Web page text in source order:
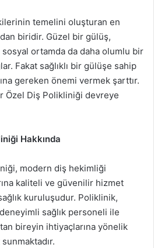
temelini oluşturan en
biridir. Güzel bir gülüş,
ortamda da daha olumlu bir
Fakat sağlıklı bir gülüşe sahip
gereken önemi vermek şarttır.
Özel Diş Polikliniği devreye
Hakkında
modern diş hekimliği
kaliteli ve güvenilir hizmet
kuruluşudur. Poliklinik,
sağlık personeli ile
bireyin ihtiyaçlarına yönelik